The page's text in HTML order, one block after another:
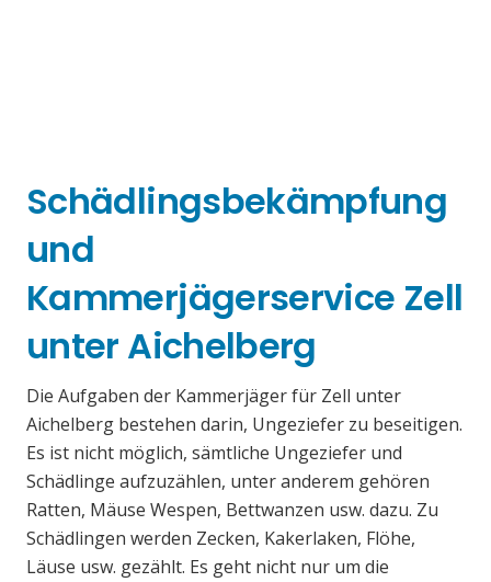
Schädlingsbekämpfung
und
Kammerjägerservice Zell
unter Aichelberg
Die Aufgaben der Kammerjäger für Zell unter
Aichelberg bestehen darin, Ungeziefer zu beseitigen.
Es ist nicht möglich, sämtliche Ungeziefer und
Schädlinge aufzuzählen, unter anderem gehören
Ratten, Mäuse Wespen, Bettwanzen usw. dazu. Zu
Schädlingen werden Zecken, Kakerlaken, Flöhe,
Läuse usw. gezählt. Es geht nicht nur um die